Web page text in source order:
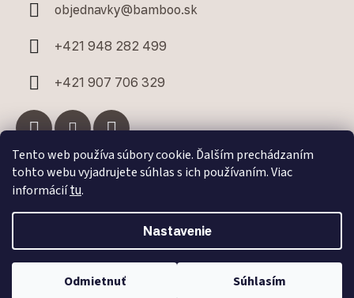
Tento web používa súbory cookie. Ďalším prechádzaním
tohto webu vyjadrujete súhlas s ich používaním. Viac
informáciítu.
Nastavenie
Odmietnuť Súhlasím
objednavky@bamboo.sk
+421 948 282 499
+421 907 706 329
Facebook
Vytvoril Shoptet Premium Adatelier